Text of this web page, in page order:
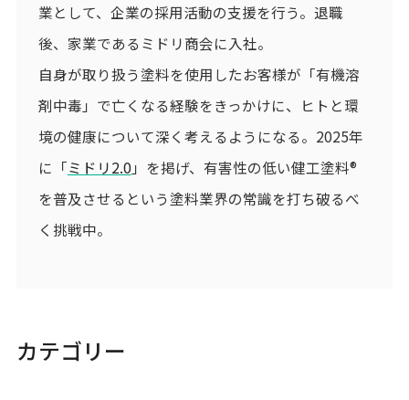
業として、企業の採用活動の支援を行う。退職
後、家業であるミドリ商会に入社。
自身が取り扱う塗料を使用したお客様が「有機溶
剤中毒」で亡くなる経験をきっかけに、ヒトと環
境の健康について深く考えるようになる。2025年
に「ミドリ2.0 」を掲げ、有害性の低い健工塗料®
を普及させるという塗料業界の常識を打ち破るべ
く挑戦中。
カテゴリー